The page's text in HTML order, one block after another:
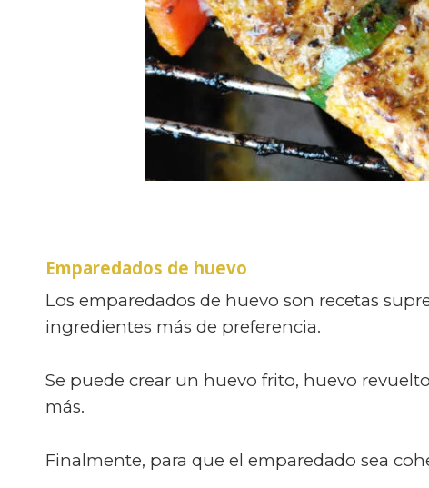
Emparedados de huevo
Los emparedados de huevo son recetas
ingredientes más de preferencia.
Se puede crear un huevo frito, huevo
más.
Finalmente, para que el emparedado sea